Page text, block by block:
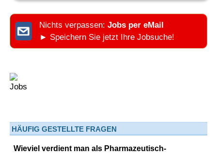
Nichts verpassen: Jobs per eMail
► Speichern Sie jetzt Ihre Jobsuche!
HÄUFIG GESTELLTE FRAGEN
Wieviel verdient man als Pharmazeutisch-